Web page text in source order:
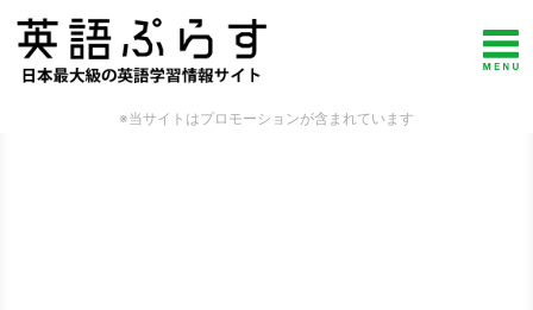
※当サイトはプロモーションが含まれています